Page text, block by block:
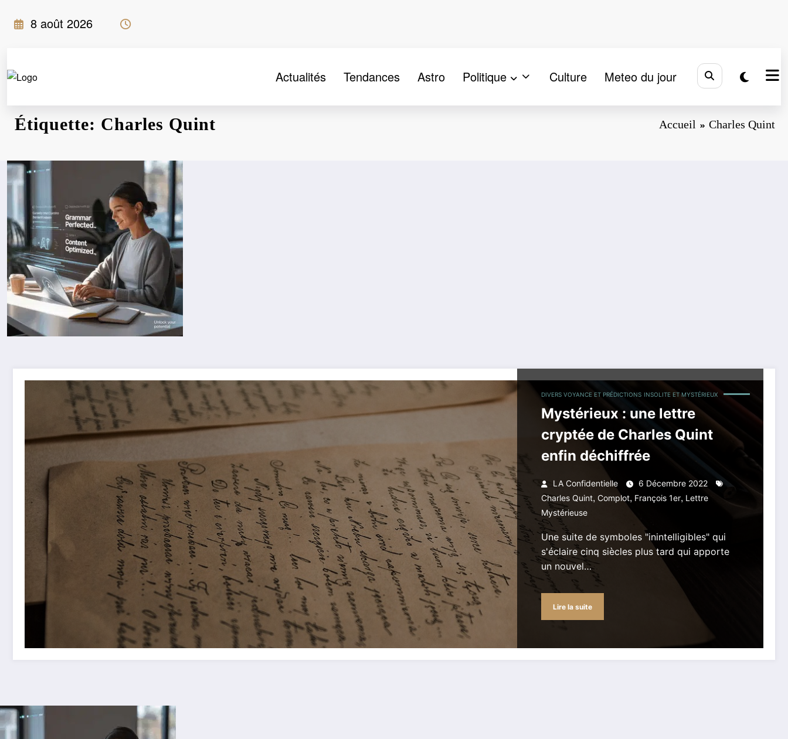
8 août 2026
Actualités Tendances Astro Politique Culture Meteo du jour
Étiquette: Charles Quint Accueil Charles Quint
DIVERS VOYANCE ET PRÉDICTIONS INSOLITE ET MYSTÉRIEUX
Mystérieux : une lettre
cryptée de Charles Quint
enfin déchiffrée
LA Confidentielle
6 Décembre 2022
Charles Quint, Complot, François 1er, Lettre
Mystérieuse
Une suite de symboles "inintelligibles" qui
s'éclaire cinq siècles plus tard qui apporte
un nouvel…
Lire la suite